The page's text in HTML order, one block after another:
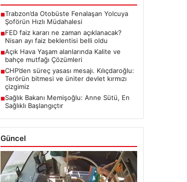
■Trabzon’da Otobüste Fenalaşan Yolcuya
Şoförün Hızlı Müdahalesi
■FED faiz kararı ne zaman açıklanacak?
Nisan ayı faiz beklentisi belli oldu
■Açık Hava Yaşam alanlarında Kalite ve
bahçe mutfağı Çözümleri
■CHP’den süreç yasası mesajı. Kılıçdaroğlu:
Terörün bitmesi ve üniter devlet kırmızı
çizgimiz
■Sağlık Bakanı Memişoğlu: Anne Sütü, En
Sağlıklı Başlangıçtır
Güncel